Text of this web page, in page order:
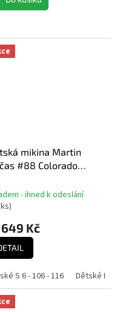
- 128 Dětské L 10 - 130 - 140
mikina Martin
#88 Colorado
(Colorado
NHL)
- ihned k odeslání
)
649 Kč
S 6 - 106 - 116 Dětské M